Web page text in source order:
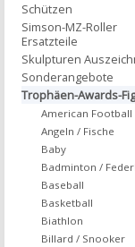
Schützen
Simson-MZ-Roller
Ersatzteile
Skulpturen
Sonderangebote
Trophäen-Awards-
American Football
Angeln / Fische
Baby
Badminton /
Baseball
Basketball
Biathlon
Billard / Snooker